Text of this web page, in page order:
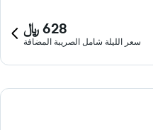
628 ﷼
سعر الليلة شامل الصريبة المضافة